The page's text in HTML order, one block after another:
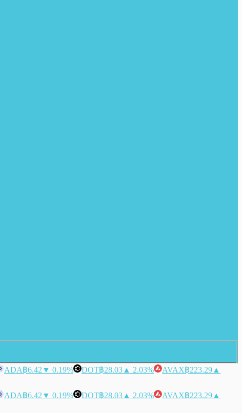
ADA฿6.42 ▼ 0.19% DOT฿28.03 ▲ 2.03% AVAX฿223.29 ▲
ADA฿6.42 ▼ 0.19% DOT฿28.03 ▲ 2.03% AVAX฿223.29 ▲